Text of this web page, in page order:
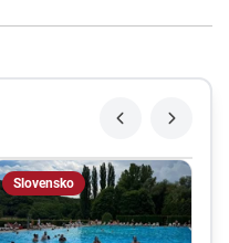
Slovensko